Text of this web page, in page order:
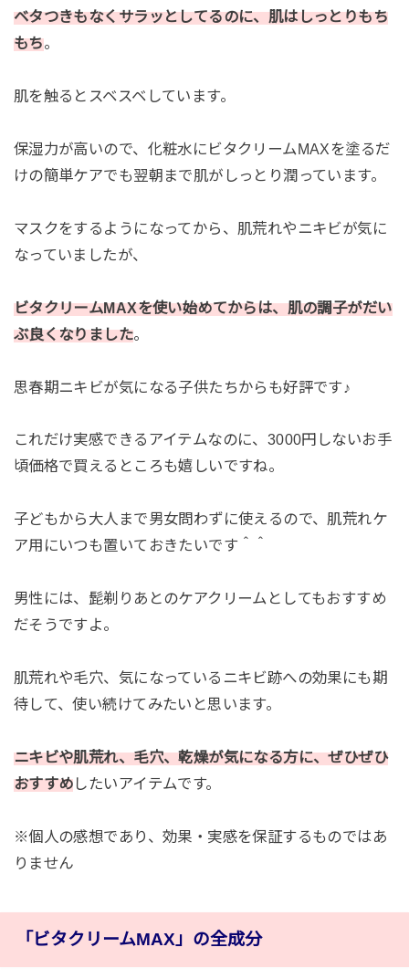
ベタつきもなくサラッとしてるのに、肌はしっとりもち
もち。
肌を触るとスベスベしています。
保湿力が高いので、化粧水にビタクリームMAXを塗るだ
けの簡単ケアでも翌朝まで肌がしっとり潤っています。
マスクをするようになってから、肌荒れやニキビが気に
なっていましたが、
ビタクリームMAXを使い始めてからは、肌の調子がだい
ぶ良くなりました。
思春期ニキビが気になる子供たちからも好評です♪
これだけ実感できるアイテムなのに、3000円しないお手
頃価格で買えるところも嬉しいですね。
子どもから大人まで男女問わずに使えるので、肌荒れケ
ア用にいつも置いておきたいです＾＾
男性には、髭剃りあとのケアクリームとしてもおすすめ
だそうですよ。
肌荒れや毛穴、気になっているニキビ跡への効果にも期
待して、使い続けてみたいと思います。
ニキビや肌荒れ、毛穴、乾燥が気になる方に、ぜひぜひ
おすすめ したいアイテムです。
※個人の感想であり、効果・実感を保証するものではあ
りません
「ビタクリームMAX」の全成分